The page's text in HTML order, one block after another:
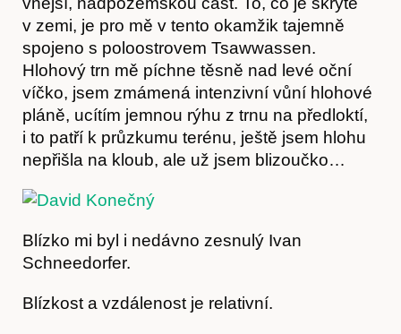
v zemi, je pro mě v tento okamžik tajemně
spojeno s poloostrovem Tsawwassen.
Hlohový trn mě píchne těsně nad levé oční
víčko, jsem zmámená intenzivní vůní hlohové
pláně, ucítím jemnou rýhu z trnu na předloktí,
i to patří k průzkumu terénu, ještě jsem hlohu
nepřišla na kloub, ale už jsem blizoučko…
Blízko mi byl i nedávno zesnulý Ivan
Schneedorfer.
Blízkost a vzdálenost je relativní.